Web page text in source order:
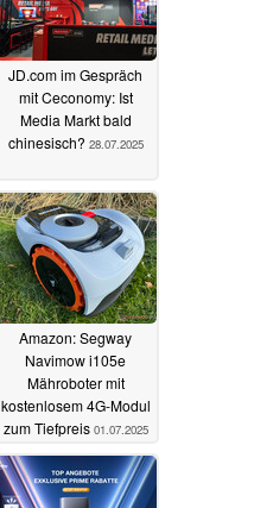
JD.com im Gespräch
mit Ceconomy: Ist
Media Markt bald
chinesisch? 28.07.2025
Amazon: Segway
Navimow i105e
Mähroboter mit
kostenlosem 4G-Modul
zum Tiefpreis 01.07.2025